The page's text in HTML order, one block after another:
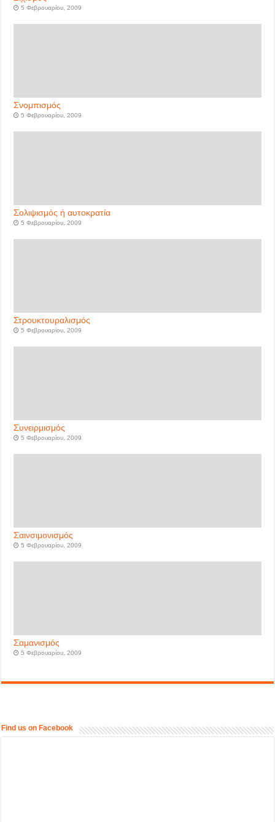
5 Φεβρουαρίου, 2009
Σνομπισμός
5 Φεβρουαρίου, 2009
Σολιψισμός ή αυτοκρατία
5 Φεβρουαρίου, 2009
Στρουκτουραλισμός
5 Φεβρουαρίου, 2009
Συνειρμισμός
5 Φεβρουαρίου, 2009
Σαινσιμονισμός
5 Φεβρουαρίου, 2009
Σαμανισμός
5 Φεβρουαρίου, 2009
Find us on Facebook